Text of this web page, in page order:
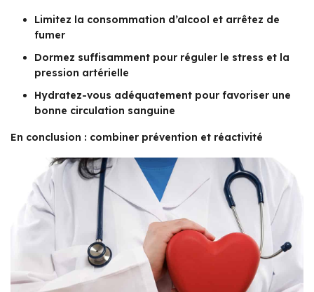
Limitez la consommation d’alcool et arrêtez de
fumer
Dormez suffisamment pour réguler le stress et la
pression artérielle
Hydratez-vous adéquatement pour favoriser une
bonne circulation sanguine
En conclusion : combiner prévention et réactivité